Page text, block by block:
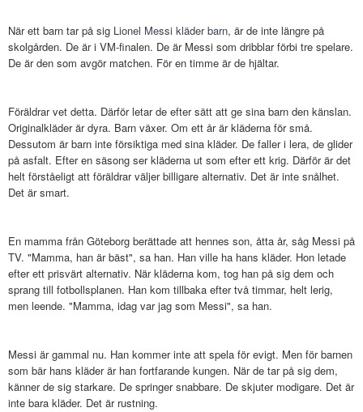
När ett barn tar på sig Lionel Messi kläder barn, är de inte längre på
skolgården. De är i VM-finalen. De är Messi som dribblar förbi tre spelare.
De är den som avgör matchen. För en timme är de hjältar.
Föräldrar vet detta. Därför letar de efter sätt att ge sina barn den känslan.
Originalkläder är dyra. Barn växer. Om ett år är kläderna för små.
Dessutom är barn inte försiktiga med sina kläder. De faller i lera, de glider
på asfalt. Efter en säsong ser kläderna ut som efter ett krig. Därför är det
helt förståeligt att föräldrar väljer billigare alternativ. Det är inte snålhet.
Det är smart.
En mamma från Göteborg berättade att hennes son, åtta år, såg Messi på
TV. "Mamma, han är bäst", sa han. Han ville ha hans kläder. Hon letade
efter ett prisvärt alternativ. När kläderna kom, tog han på sig dem och
sprang till fotbollsplanen. Han kom tillbaka efter två timmar, helt lerig,
men leende. "Mamma, idag var jag som Messi", sa han.
Messi är gammal nu. Han kommer inte att spela för evigt. Men för barnen
som bär hans kläder är han fortfarande kungen. När de tar på sig dem,
känner de sig starkare. De springer snabbare. De skjuter modigare. Det är
inte bara kläder. Det är rustning.